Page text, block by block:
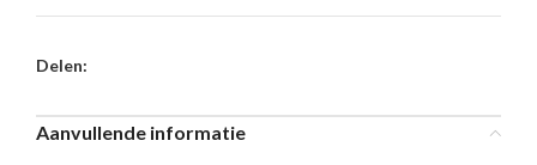
Delen:
Aanvullende informatie